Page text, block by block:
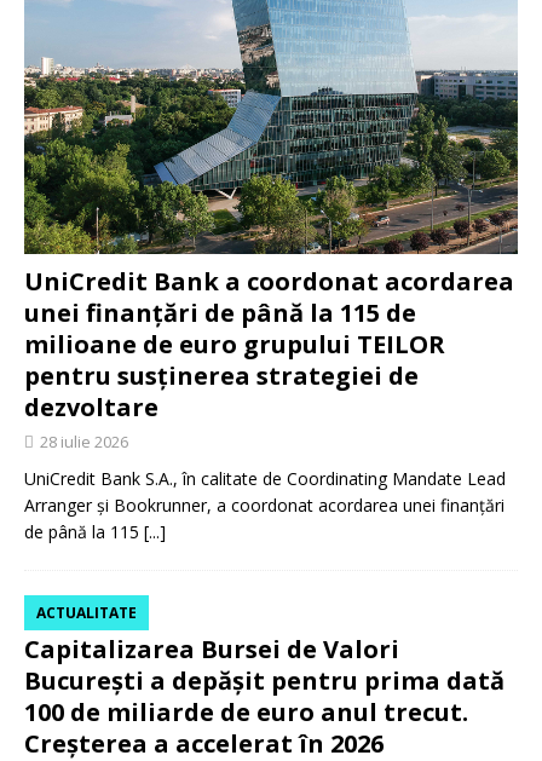
UniCredit Bank a coordonat acordarea
unei finanțări de până la 115 de
milioane de euro grupului TEILOR
pentru susținerea strategiei de
dezvoltare
28 iulie 2026
UniCredit Bank S.A., în calitate de Coordinating Mandate Lead
Arranger și Bookrunner, a coordonat acordarea unei finanțări
de până la 115 [...]
Capitalizarea Bursei de Valori
București a depășit pentru prima dată
100 de miliarde de euro anul trecut.
Creșterea a accelerat în 2026
ACTUALITATE